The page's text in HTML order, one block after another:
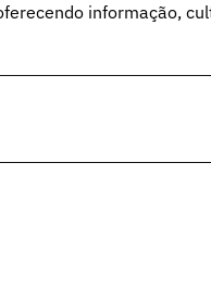
informação,